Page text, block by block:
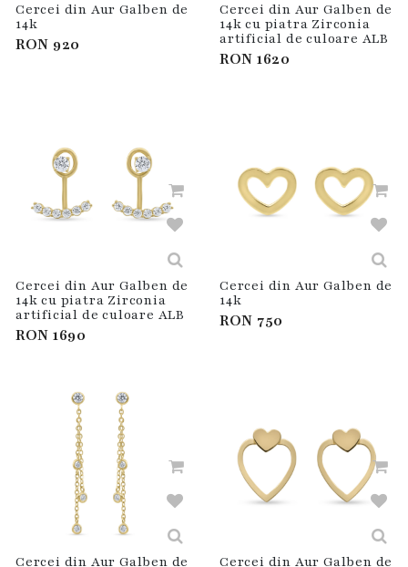
Cercei din Aur Galben de
14k
RON 920
Cercei din Aur Galben de
14k cu piatra Zirconia
artificial de culoare ALB
RON1620
Cercei din Aur Galben de
14k cu piatra Zirconia
artificial de culoare ALB
RON1690
Cercei din Aur Galben de
14k
RON 750
Cercei din Aur Galben de
Cercei din Aur Galben de